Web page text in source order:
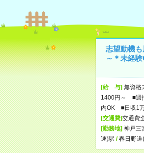
志望動機
～＊未経
[給 与]無資格
1400円～ ■週
内OK ■日収1
[交通費]交通費
[勤務地]神戸三
速)駅 /春日野道